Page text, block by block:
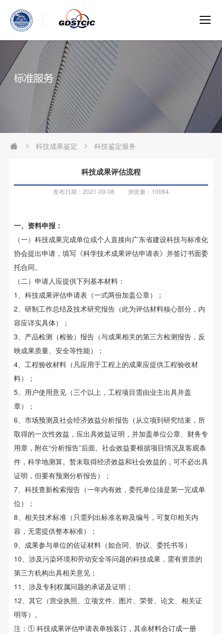
科技成果鉴定 科技鉴定服务
科技成果评估流程
发布日期：2021-09-08 浏览量：10064
一、资料申报：
（一）科技成果完成单位或个人直接向广东省建设科技与标准化
协会提出申请，填写《科学技术成果评估申请表》并签订书面委
托合同。
（二）申请人应提供下列基本材料：
1、科技成果评估申请表（一式两份加盖公章）；
2、研制工作总结及技术研究报告（此为评估材料核心部分，内
容应详实具体）；
3、产品检测（检验）报告（与成果相关的第三方检测报告，反
映成果质量、安全等性能）；
4、工程验收材料（凡应用于工程上的成果应提供工程验收材
料）；
5、用户使用意见（三个以上，工程项目需由业主出具并盖
章）；
6、市场预测及社会经济效益分析报告（从立项到研究结束，所
取得的一次性效益，应出具效益证明，并加盖单位公章、财务专
用章，附在“分析报告”后面。社会效益要根据项目情况及客观条
件，科学地测算。暂未取得经济效益和社会效益的，可不必出具
证明，但要有预测分析报告）；
7、科技查新检索报告（一年内有效，委托单位须是第一完成单
位）；
8、相关技术标准（只需列出标准名称及编号，可复印相关内
容，无需提供整本标准）；
9、成果参与单位的佐证材料（如合同、协议、委托书等）
10、涉及污染环境和劳动安全等问题的科技成果，需有资质的
第三方机构出具相关意见；
11、涉及专利权属问题的承诺及证明；
12、其它（营业执照、立项文件、图片、荣誉、论文、相关证
明等）。
注：① 科技成果评估申请表单独装订，其余材料合订成一册